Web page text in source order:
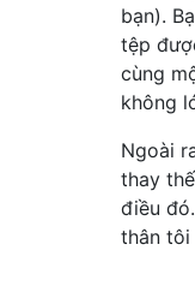
bạn).
tệp
cùng
không
Ngoài
thay
điều đó.
thân tôi